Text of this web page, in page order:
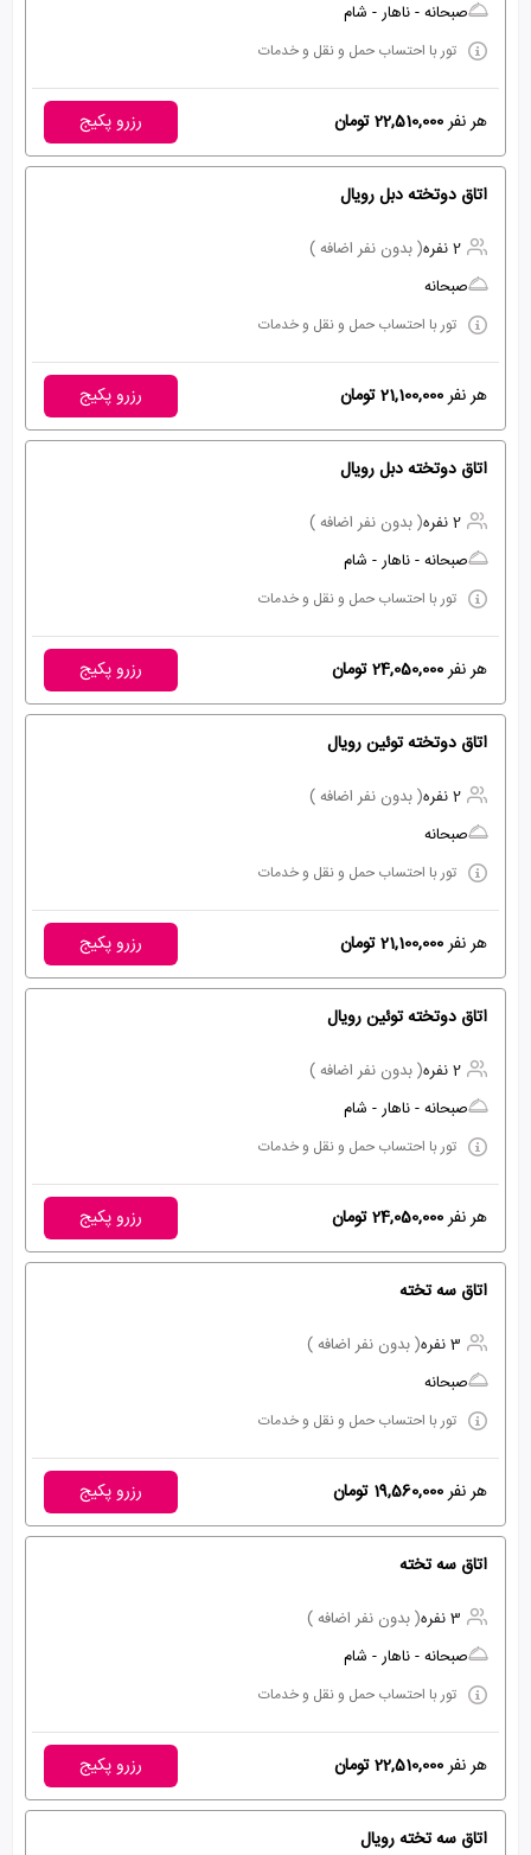
صبحانه - ناهار - شام
تور با احتساب حمل و نقل و خدمات
هر نفر22,510,000 تومان رزرو پکیج
اتاق دوتخته دبل رویال
2 نفره
( بدون نفر اضافه )
صبحانه
تور با احتساب حمل و نقل و خدمات
هر نفر21,100,000 تومان رزرو پکیج
اتاق دوتخته دبل رویال
2 نفره
( بدون نفر اضافه )
صبحانه - ناهار - شام
تور با احتساب حمل و نقل و خدمات
هر نفر24,050,000 تومان رزرو پکیج
اتاق دوتخته توئین رویال
2 نفره
( بدون نفر اضافه )
صبحانه
تور با احتساب حمل و نقل و خدمات
هر نفر21,100,000 تومان رزرو پکیج
اتاق دوتخته توئین رویال
2 نفره
( بدون نفر اضافه )
صبحانه - ناهار - شام
تور با احتساب حمل و نقل و خدمات
هر نفر24,050,000 تومان رزرو پکیج
اتاق سه تخته
3 نفره
( بدون نفر اضافه )
صبحانه
تور با احتساب حمل و نقل و خدمات
هر نفر19,560,000 تومان رزرو پکیج
اتاق سه تخته
3 نفره
( بدون نفر اضافه )
صبحانه - ناهار - شام
تور با احتساب حمل و نقل و خدمات
هر نفر22,510,000 تومان رزرو پکیج
اتاق سه تخته رویال